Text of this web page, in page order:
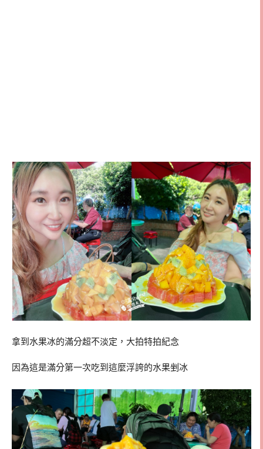
拿到水果冰的滿分超不淡定，大拍特拍紀念
因為這是滿分第一次吃到這麼浮誇的水果剉冰